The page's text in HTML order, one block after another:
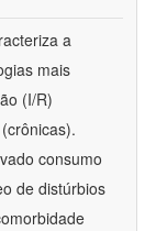
a
mais
(I/R)
consumo
de distúrbios